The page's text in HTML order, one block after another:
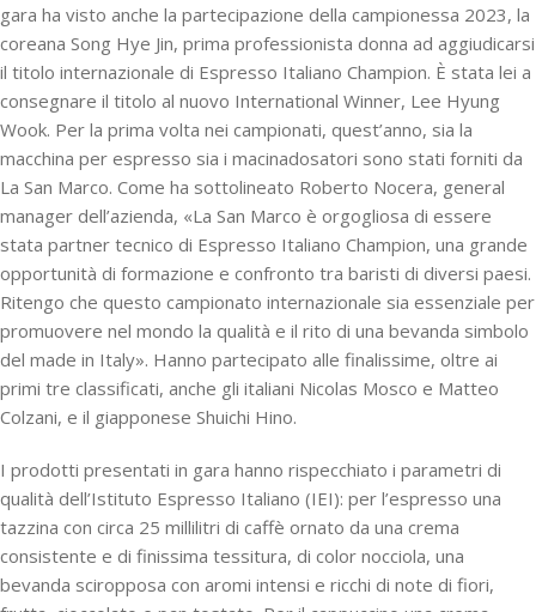
gara ha visto anche la partecipazione della campionessa 2023, la
coreana Song Hye Jin, prima professionista donna ad aggiudicarsi
il titolo internazionale di Espresso Italiano Champion. È stata lei a
consegnare il titolo al nuovo International Winner, Lee Hyung
Wook. Per la prima volta nei campionati, quest’anno, sia la
macchina per espresso sia i macinadosatori sono stati forniti da
La San Marco. Come ha sottolineato Roberto Nocera, general
manager dell’azienda, «La San Marco è orgogliosa di essere
stata partner tecnico di Espresso Italiano Champion, una grande
opportunità di formazione e confronto tra baristi di diversi paesi.
Ritengo che questo campionato internazionale sia essenziale per
promuovere nel mondo la qualità e il rito di una bevanda simbolo
del made in Italy». Hanno partecipato alle finalissime, oltre ai
primi tre classificati, anche gli italiani Nicolas Mosco e Matteo
Colzani, e il giapponese Shuichi Hino.
I prodotti presentati in gara hanno rispecchiato i parametri di
qualità dell’Istituto Espresso Italiano (IEI): per l’espresso una
tazzina con circa 25 millilitri di caffè ornato da una crema
consistente e di finissima tessitura, di color nocciola, una
bevanda sciropposa con aromi intensi e ricchi di note di fiori,